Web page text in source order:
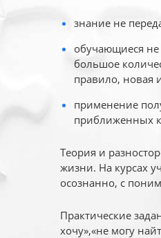
знание не
обучающиеся
большое
правило, новая
применение
приближенных
Теория и
жизни. На курсах
осознанно, с
Практические
хочу»,«не могу